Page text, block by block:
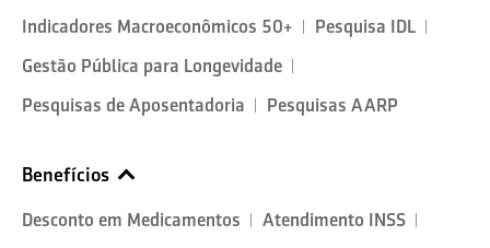
Indicadores Macroeconômicos 50+
Pesquisa IDL
Gestão Pública para Longevidade
Pesquisas de Aposentadoria
Pesquisas AARP
Benefícios
Desconto em Medicamentos
Atendimento INSS